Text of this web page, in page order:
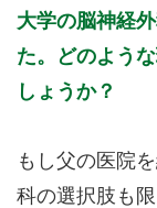
大学の脳神経
た。どのよう
しょうか？
もし父の医院
科の選択肢も